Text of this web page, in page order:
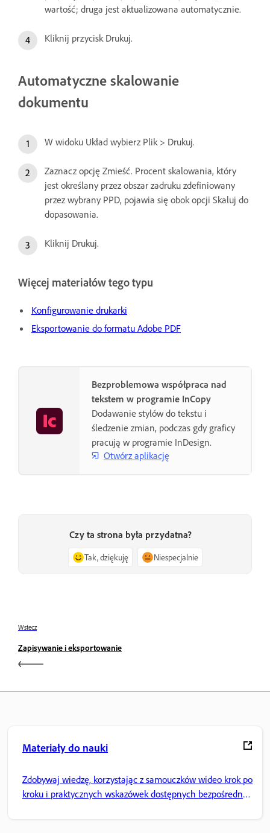
wartość; druga jest aktualizowana automatycznie.
Kliknij przycisk Drukuj.
Automatyczne skalowanie
dokumentu
W widoku Układ wybierz Plik > Drukuj.
Zaznacz opcję Zmieść. Procent skalowania, który
jest określany przez obszar zadruku zdefiniowany
przez wybrany PPD, pojawia się obok opcji Skaluj do
dopasowania.
Kliknij Drukuj.
Więcej materiałów tego typu
Konfigurowanie drukarki
Eksportowanie do formatu Adobe PDF
Bezproblemowa współpraca nad
tekstem w programie InCopy
Dodawanie stylów do tekstu i
śledzenie zmian, podczas gdy graficy
pracują w programie InDesign.
Otwórz aplikację
Czy ta strona była przydatna?
Tak, dziękuję Niespecjalnie
Wstecz
Zapisywanie i eksportowanie
Materiały do nauki
Zdobywaj wiedzę, korzystając z samouczków wideo krok po
kroku i praktycznych wskazówek dostępnych bezpośrednio